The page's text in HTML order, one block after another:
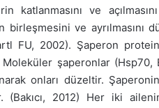
katlanmasını ve
birleşmesini ve ayrılmasını
FU, 2002). Şaperon
şaperonlar (Hsp70,
onları düzeltir.
(Bakıcı, 2012) Her iki